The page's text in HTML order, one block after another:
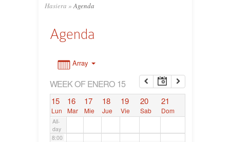
Hasiera » Agenda
Agenda
Array
WEEK OF ENERO 15
15
Lun
16
Mar
17
Mie
18
Jue
19
Vie
20
Sab
21
Dom
All-
day
7:00
8:00